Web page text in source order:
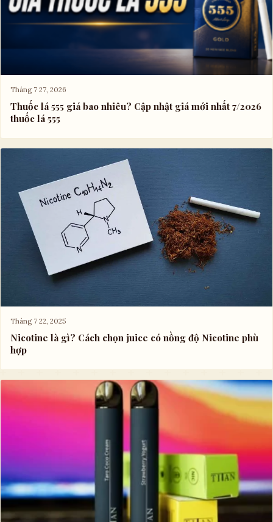
Tháng 7 27, 2026
Thuốc lá 555 giá bao nhiêu? Cập nhật giá mới nhất 7/2026
thuốc lá 555
Tháng 7 22, 2025
Nicotine là gì? Cách chọn juice có nồng độ Nicotine phù
hợp